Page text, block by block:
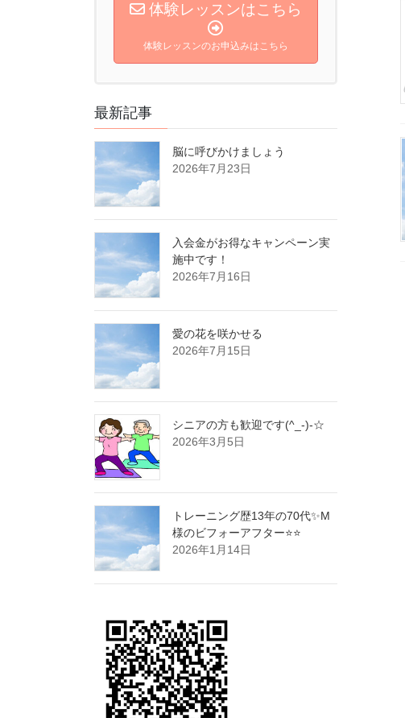
体験レッスンはこちら
体験レッスンのお申込みはこちら
最新記事
脳に呼びかけましょう
2026年7月23日
入会金がお得なキャンペーン実
施中です！
2026年7月16日
愛の花を咲かせる
2026年7月15日
シニアの方も歓迎です(^_-)-☆
2026年3月5日
トレーニング歴13年の70代✨M
様のビフォーアフター⭐️⭐️
2026年1月14日